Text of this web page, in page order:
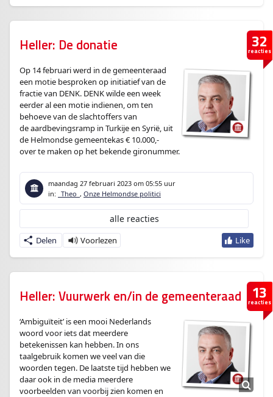
32
reacties
Heller: De donatie
Op 14 februari werd in de gemeenteraad
een motie besproken op initiatief van de
fractie van DENK. DENK wilde een week
eerder al een motie indienen, om ten
behoeve van de slachtoffers van
de aardbevingsramp in Turkije en Syrië, uit
de Helmondse gemeentekas € 10.000,-
over te maken op het bekende gironummer.
maandag 27 februari 2023 om 05:55 uur
in: _Theo_ , Onze Helmondse politici
Delen
alle reacties
13
reacties
Heller: Vuurwerk en/in de gemeenteraad
‘Ambiguïteit’ is een mooi Nederlands
woord voor iets dat meerdere
betekenissen kan hebben. In ons
taalgebruik komen we veel van die
woorden tegen. De laatste tijd hebben we
daar ook in de media meerdere
voorbeelden van voorbij zien komen en